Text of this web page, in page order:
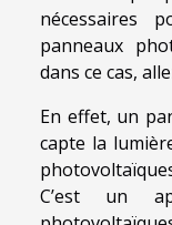
nécessaires
panneaux
dans ce cas,
En effet, un
capte la
C’est un